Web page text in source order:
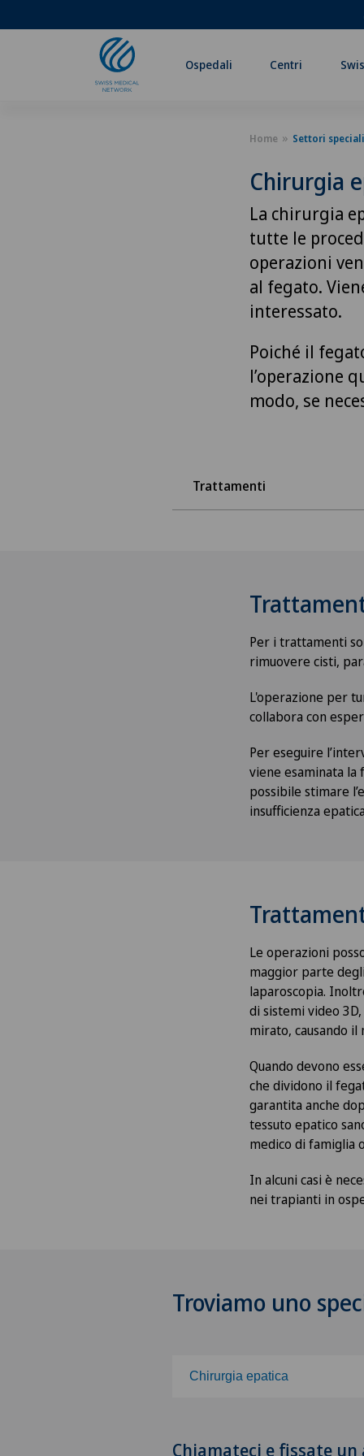
Ospedali Centri
Home Settori
Chirurgia
La chirurgia
tutte le
operazioni
al fegato.
interessato.
Poiché il
l’operazione
modo, se
Trattamenti
Per i trattamenti
rimuovere cisti,
L'operazione per
collabora con
Per eseguire
viene esaminata la
possibile stimare
insufficienza
Le operazioni
maggior parte
laparoscopia.
di sistemi video
mirato, causando
Quando devono
che dividono il
garantita anche
tessuto epatico
medico di famiglia
In alcuni casi è
nei trapianti in
Troviamo uno
Chirurgia epatica
Chiamateci e fissate